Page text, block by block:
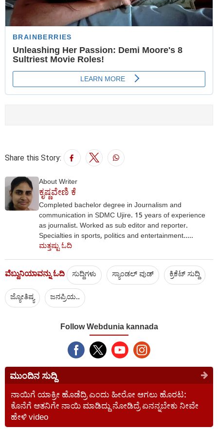
Share this Story:
About Writer
ಕೃಷ್ಣವೇಣಿ ಕೆ
Completed bachelor degree in Journalism and
communication in SDMC Ujire. 15 years of experience
as journalist. Worked as sub editor and reporter.
Specialties in sports, politics and entertainment.....
ಮತ್ತಷ್ಟು ಓದಿ
ವೆಬ್ದುನಿಯಾವನ್ನು ಓದಿ ಸುದ್ದಿಗಳು ಸ್ಯಾಂಡಲ್ ವುಡ್ ಕ್ರಿಕೆಟ್‌ ಸುದ್ದಿ
ಜ್ಯೋತಿಷ್ಯ ಜನಪ್ರಿಯ..
Follow Webdunia kannada
ಮುಂದಿನ ಸುದ್ದಿ
ನಾಯಿಗೆ ಯಾಕ್ರೀ ಹೊಡೆದ್ರಿ ಎಂದು ಹೀರೋ ಆಗಲು ಹೊರಟ:
ಕೊನೆಗೆ ಆತನಿಗೇ ನಾಯಿ ಮಾಡಿದ್ದು ನೋಡಿದ್ರೆ ಏನನ್ನಬೇಕು ನೀವೇ
ಹೇಳಿ video